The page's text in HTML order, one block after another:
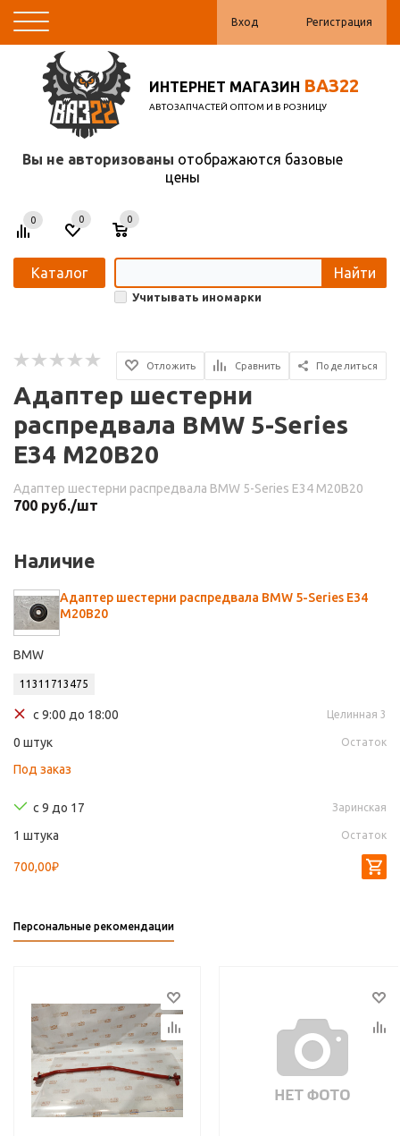
Вход Регистрация
ИНТЕРНЕТ МАГАЗИН ВАЗ22
АВТОЗАПЧАСТЕЙ ОПТОМ И В РОЗНИЦУ
Вы не авторизованы отображаются базовые
цены
Каталог Найти
Учитывать иномарки
0 0
0
Отложить Сравнить Поделиться
Адаптер шестерни
распредвала BMW 5-Series
E34 M20B20
Адаптер шестерни распредвала BMW 5-Series E34 M20B20
700 руб./шт
Наличие
Адаптер шестерни распредвала BMW 5-Series E34
M20B20
BMW
11311713475
с 9:00 до 18:00 Целинная 3
0 штук Остаток
Под заказ
с 9 до 17 Заринская
1 штука Остаток
700,00₽
Персональные рекомендации